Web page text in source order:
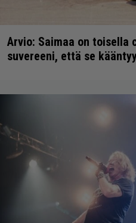
Arvio: Saimaa on toisella
suvereeni, että se